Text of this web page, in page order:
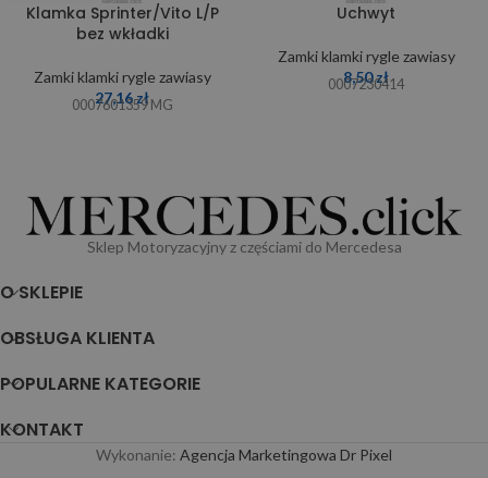
Klamka Sprinter/Vito L/P
bez wkładki
Zamki klamki rygle zawiasy
27,16zł
0007601359 MG
Uchwyt
Zamki klamki rygle zawiasy
8,50zł
0007230414
Sklep Motoryzacyjny z częściami do Mercedesa
O SKLEPIE
OBSŁUGA KLIENTA
POPULARNE KATEGORIE
KONTAKT
Wykonanie: Agencja Marketingowa Dr Pixel